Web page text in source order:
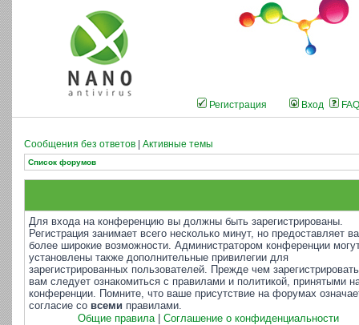
Регистрация Вход FAQ
Сообщения без ответов Активные темы
Список форумов
Для входа на конференцию вы должны быть зарегистрированы.
Регистрация занимает всего несколько минут, но предоставляет
более широкие возможности. Администратором конференции
установлены также дополнительные привилегии для
зарегистрированных пользователей. Прежде чем
вам следует ознакомиться с правилами и политикой, принятыми
конференции. Помните, что ваше присутствие на форумах
согласие со всеми правилами.
Общие правила| Соглашение о конфиденциальности